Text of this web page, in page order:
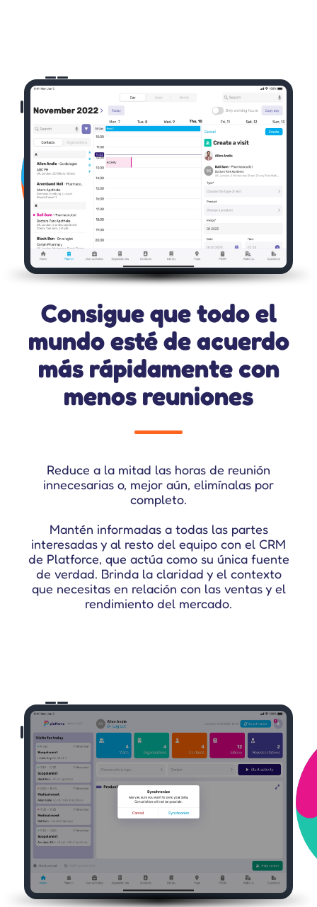
Consigue que todo el
mundo esté de acuerdo
más rápidamente con
menos reuniones
Reduce a la mitad las horas de reunión
innecesarias o, mejor aún, elimínalas por
completo.
Mantén informadas a todas las partes
interesadas y al resto del equipo con el CRM
de Platforce, que actúa como su única fuente
de verdad. Brinda la claridad y el contexto
que necesitas en relación con las ventas y el
rendimiento del mercado.